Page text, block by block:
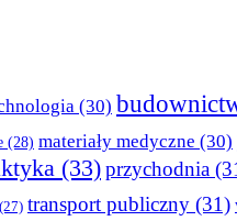
(30)
(28) materiały medyczne (30)
(33)przychodnia
(27) transport publiczny (31)